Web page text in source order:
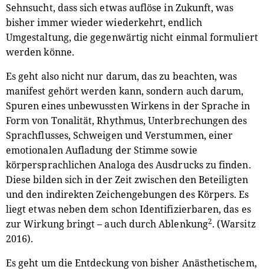
Sehnsucht, dass sich etwas auflöse in Zukunft, was
bisher immer wieder wiederkehrt, endlich
Umgestaltung, die gegenwärtig nicht einmal formuliert
werden könne.
Es geht also nicht nur darum, das zu beachten, was
manifest gehört werden kann, sondern auch darum,
Spuren eines unbewussten Wirkens in der Sprache in
Form von Tonalität, Rhythmus, Unterbrechungen des
Sprachflusses, Schweigen und Verstummen, einer
emotionalen Aufladung der Stimme sowie
körpersprachlichen Analoga des Ausdrucks zu finden.
Diese bilden sich in der Zeit zwischen den Beteiligten
und den indirekten Zeichengebungen des Körpers. Es
liegt etwas neben dem schon Identifizierbaren, das es
zur Wirkung bringt – auch durch Ablenkung2. (Warsitz
2016).
Es geht um die Entdeckung von bisher Anästhetischem,